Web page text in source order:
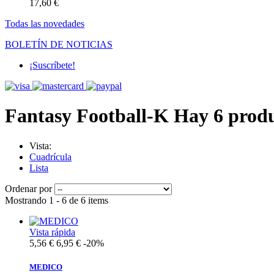
17,60 €
Todas las novedades
BOLETÍN DE NOTICIAS
¡Suscríbete!
Fantasy Football-K Hay 6
Vista:
Cuadrícula
Lista
Ordenar por
Mostrando 1 - 6 de 6 items
Vista rápida
5,56 € 6,95 € -20%
MEDICO